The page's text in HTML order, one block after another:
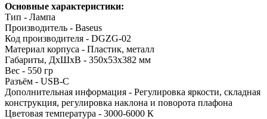
Основные характеристики:
Тип - Лампа
Производитель - Baseus
Код производителя - DGZG-02
Материал корпуса - Пластик, металл
Габариты, ДхШхВ - 350x53x382 мм
Вес - 550 гр
Разъём - USB-C
Дополнительная информация - Регулировка яркости, складная
конструкция, регулировка наклона и поворота плафона
Цветовая температура - 3000-6000 К